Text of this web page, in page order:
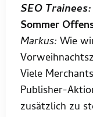
SEO Trainees:
Sommer
Markus: Wie
Viele
Publisher-
zusätzlich zu